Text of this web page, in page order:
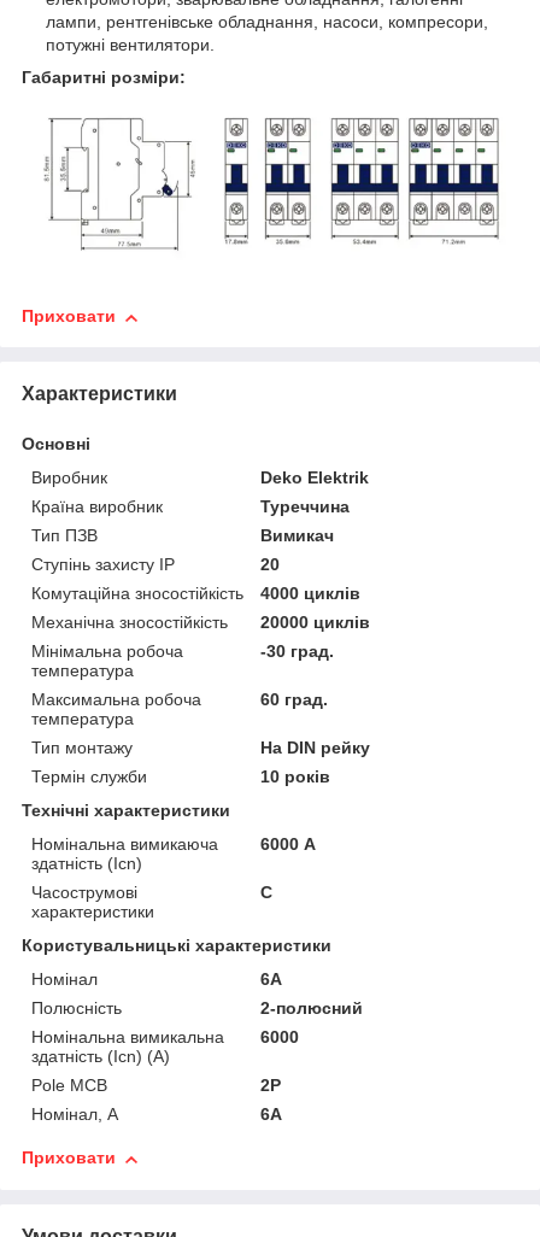
лампи, рентгенівське обладнання, насоси, компресори,
потужні вентилятори.
Габаритні розміри:
Приховати
Характеристики
Основні
Виробник
Deko Elektrik
Країна виробник
Туреччина
Тип ПЗВ
Вимикач
Ступінь захисту IP
20
Комутаційна зносостійкість
4000 циклів
Механічна зносостійкість
20000 циклів
Мінімальна робоча
температура
-30 град.
Максимальна робоча
температура
60 град.
Тип монтажу
На DIN рейку
Термін служби
10 років
Технічні характеристики
Номінальна вимикаюча
здатність (Icn)
6000 А
Часострумові
характеристики
C
Користувальницькі характеристики
Номінал
6А
Полюсність
2-полюсний
Номінальна вимикальна
здатність (Icn) (А)
6000
Pole MCB
2P
Номінал, А
6А
Приховати